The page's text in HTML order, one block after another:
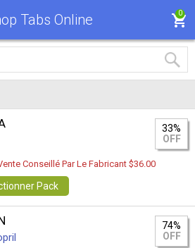
Tabs Online 0
33%
OFF
Conseillé Par Le Fabricant $36.00
Pack
74%
OFF